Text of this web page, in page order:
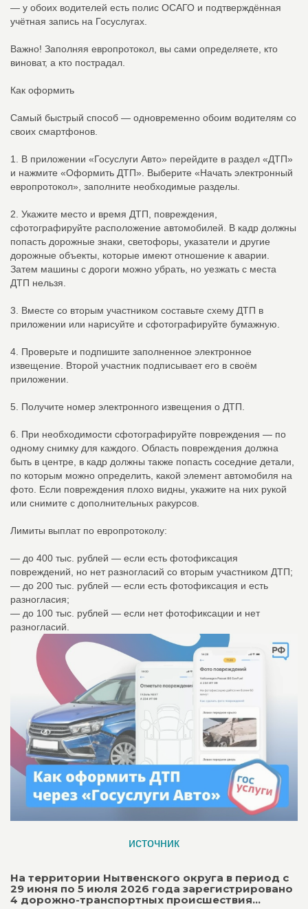
— у обоих водителей есть полис ОСАГО и подтверждённая
учётная запись на Госуслугах.
Важно! Заполняя европротокол, вы сами определяете, кто
виноват, а кто пострадал.
Как оформить
Самый быстрый способ — одновременно обоим водителям со
своих смартфонов.
1. В приложении «Госуслуги Авто» перейдите в раздел «ДТП»
и нажмите «Оформить ДТП». Выберите «Начать электронный
европротокол», заполните необходимые разделы.
2. Укажите место и время ДТП, повреждения,
сфотографируйте расположение автомобилей. В кадр должны
попасть дорожные знаки, светофоры, указатели и другие
дорожные объекты, которые имеют отношение к аварии.
Затем машины с дороги можно убрать, но уезжать с места
ДТП нельзя.
3. Вместе со вторым участником составьте схему ДТП в
приложении или нарисуйте и сфотографируйте бумажную.
4. Проверьте и подпишите заполненное электронное
извещение. Второй участник подписывает его в своём
приложении.
5. Получите номер электронного извещения о ДТП.
6. При необходимости сфотографируйте повреждения — по
одному снимку для каждого. Область повреждения должна
быть в центре, в кадр должны также попасть соседние детали,
по которым можно определить, какой элемент автомобиля на
фото. Если повреждения плохо видны, укажите на них рукой
или снимите с дополнительных ракурсов.
Лимиты выплат по европротоколу:
— до 400 тыс. рублей — если есть фотофиксация
повреждений, но нет разногласий со вторым участником ДТП;
— до 200 тыс. рублей — если есть фотофиксация и есть
разногласия;
— до 100 тыс. рублей — если нет фотофиксации и нет
разногласий.
источник
На территории Нытвенского округа в период с
29 июня по 5 июля 2026 года зарегистрировано
4 дорожно-транспортных происшествия...